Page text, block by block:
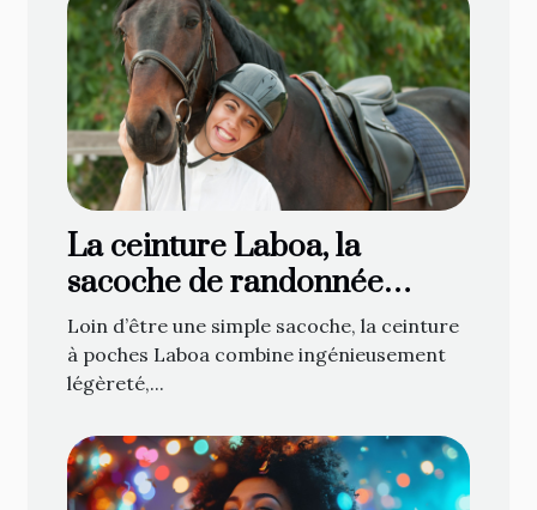
La ceinture Laboa, la
sacoche de randonnée
attendue de tous les
cavaliers !
Loin d’être une simple sacoche, la ceinture
à poches Laboa combine ingénieusement
légèreté,...